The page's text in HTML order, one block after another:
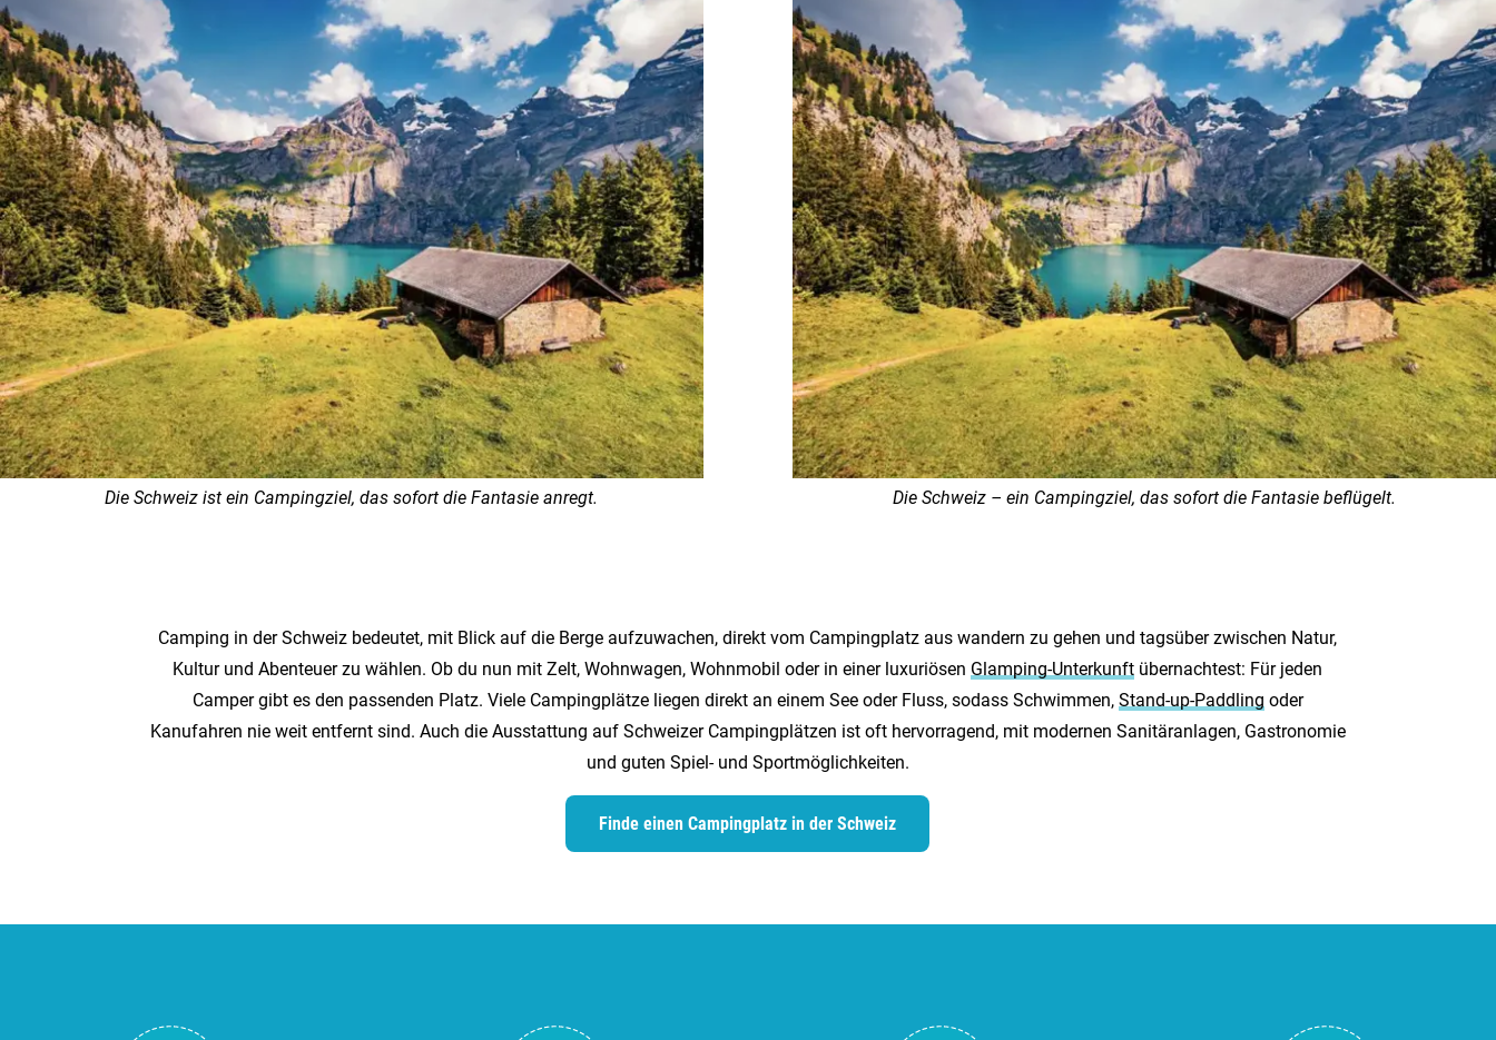
Die Schweiz ist ein Campingziel, das sofort die Fantasie anregt. Die Schweiz – ein Campingziel, das sofort die Fantasie beflügelt.
Camping in der Schweiz bedeutet, mit Blick auf die Berge aufzuwachen, direkt vom Campingplatz aus wandern zu gehen und tagsüber zwischen Natur,
Kultur und Abenteuer zu wählen. Ob du nun mit Zelt, Wohnwagen, Wohnmobil oder in einer luxuriösen Glamping-Unterkunft übernachtest: Für jeden
Camper gibt es den passenden Platz. Viele Campingplätze liegen direkt an einem See oder Fluss, sodass Schwimmen, Stand-up-Paddling oder
Kanufahren nie weit entfernt sind. Auch die Ausstattung auf Schweizer Campingplätzen ist oft hervorragend, mit modernen Sanitäranlagen, Gastronomie
und guten Spiel- und Sportmöglichkeiten.
Finde einen Campingplatz in der Schweiz